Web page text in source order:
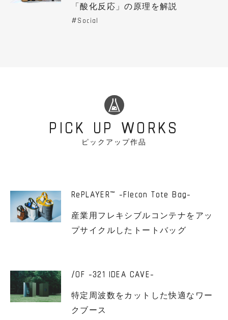
「酸化反応」の原理を解説
Social
PICK UP WORKS
ピックアップ作品
RePLAYER™ -Flecon Tote Bag-
産業用フレキシブルコンテナをアッ
プサイクルしたトートバッグ
/OF -321 IDEA CAVE-
特定周波数をカットした快適なワー
クブース